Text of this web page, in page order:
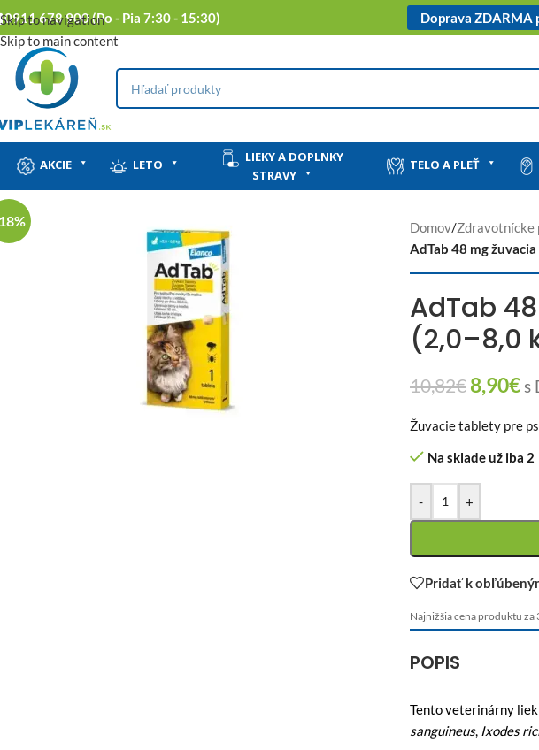
Skip to navigation
Skip to main content
0911 678 900 (Po - Pia 7:30 - 15:30) Doprava ZDARMA
AKCIE LETO
LIEKY A DOPLNKY
STRAVY
TELO A PLEŤ
Domov/Zdravotnícke
AdTab 48 mg
AdTab
(2,0–8,0
10,82€ 8,90€s
Žuvacie tablety pre
Na sklade už iba 2
- +
Pridať k
Najnižšia cena produktu za
POPIS
Tento veterinárny
sanguineus, Ixodes